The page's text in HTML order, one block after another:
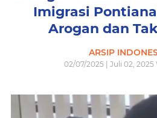
Imigrasi
Arogan dan
ARSIP
02/07/2025 | Juli 02, 2025